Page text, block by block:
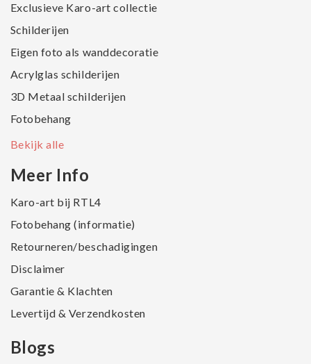
Exclusieve Karo-art collectie
Schilderijen
Eigen foto als wanddecoratie
Acrylglas schilderijen
3D Metaal schilderijen
Fotobehang
Bekijk alle
Meer Info
Karo-art bij RTL4
Fotobehang (informatie)
Retourneren/beschadigingen
Disclaimer
Garantie & Klachten
Levertijd & Verzendkosten
Blogs